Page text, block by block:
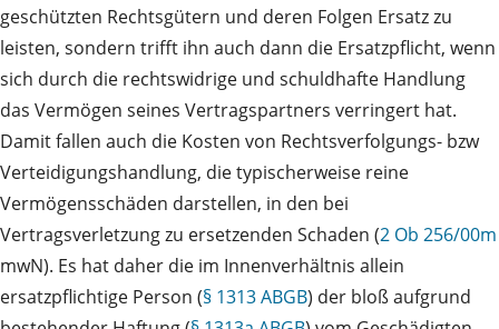
geschützten Rechtsgütern und deren Folgen Ersatz zu
leisten, sondern trifft ihn auch dann die Ersatzpflicht, wenn
sich durch die rechtswidrige und schuldhafte Handlung
das Vermögen seines Vertragspartners verringert hat.
Damit fallen auch die Kosten von Rechtsverfolgungs- bzw
Verteidigungshandlung, die typischerweise reine
Vermögensschäden darstellen, in den bei
Vertragsverletzung zu ersetzenden Schaden (2 Ob 256/00m
mwN). Es hat daher die im Innenverhältnis allein
ersatzpflichtige Person (§ 1313 ABGB) der bloß aufgrund